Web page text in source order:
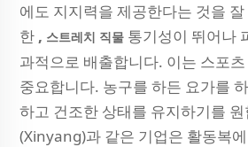
에도 지지력을 제공한다는 것을
한 , 스트레치 직물 통기성이 뛰어나
과적으로 배출합니다. 이는 스포
중요합니다. 농구를 하든 요가를
하고 건조한 상태를 유지하기를
(Xinyang)과 같은 기업은 활동복